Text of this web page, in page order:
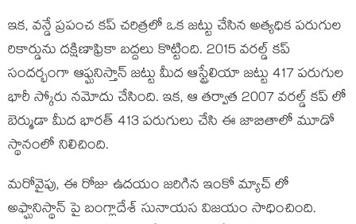
ఇక, వన్డే ప్రపంచ కప్ చరిత్రలో ఒక జట్టు చేసిన అత్యధిక పరుగుల
రికార్డును దక్షిణాఫ్రికా బద్దలు కొట్టింది. 2015 వరల్డ్ కప్
సందర్భంగా ఆఫ్ఘనిస్తాన్ జట్టు మీద ఆస్ట్రేలియా జట్టు 417 పరుగుల
భారీ స్కోరు నమోదు చేసింది. ఇక, ఆ తర్వాత 2007 వరల్డ్ కప్ లో
బెర్ముడా మీద భారత్ 413 పరుగులు చేసి ఈ జాబితాలో మూడో
స్థానంలో నిలిచింది.
మరోవైపు, ఈ రోజు ఉదయం జరిగిన ఇంకో మ్యాచ్ లో
అఫ్ఘానిస్థాన్ పై బంగ్లాదేశ్ సునాయస విజయం సాధించింది.